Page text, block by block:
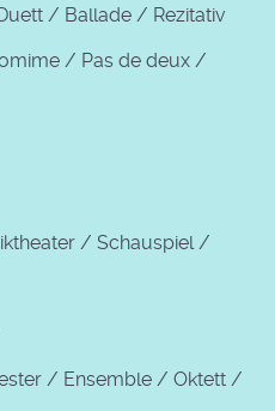
/ Ballade / Rezitativ
/ Pas de deux /
/ Schauspiel /
/ Ensemble / Oktett /